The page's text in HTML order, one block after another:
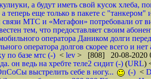
а будут иметь свой кусок хлеба,
теперь еще только в пакете с
МТС и «Мегафон» потребовали от
тем, что предоставляет своим
оператора Даником долги
оператора долгов скорее всего и
по базе мтс (-) < lev > [808] 20-08-2020
он ведь на хребте теле2 сидит (-) (URL)
выстрелить себе в ногу...
(-) <